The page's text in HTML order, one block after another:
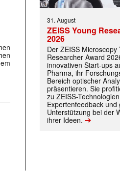
31. August
ZEISS Young
2026
Der ZEISS Microscopy
Researcher Award
innovativen Start-ups
Pharma, ihr
Bereich optischer
präsentieren. Sie
zu ZEISS-
Expertenfeedback und
Unterstützung bei der
ihrer Ideen. ➔